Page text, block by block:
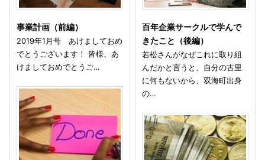
事業計画（前編）
2019年1月号 あけましておめ
でとうございます！ 皆様、あ
けましておめでとうご…
百年企業サークルで学んで
きたこと（後編）
若松さんがなぜこれに取り組
んだかと言うと、自分の古里
に何もないから、双海町出身
の…